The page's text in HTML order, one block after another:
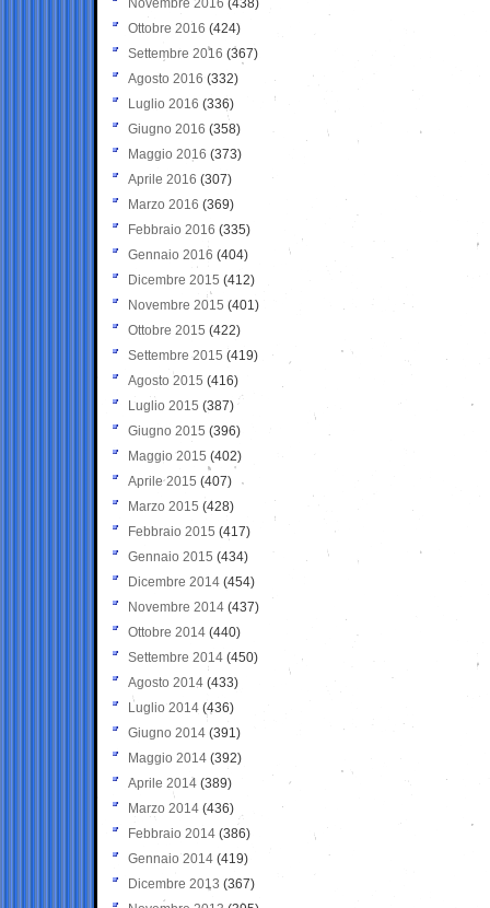
Novembre 2016 (438)
Ottobre 2016 (424)
Settembre 2016 (367)
Agosto 2016 (332)
Luglio 2016 (336)
Giugno 2016 (358)
Maggio 2016 (373)
Aprile 2016 (307)
Marzo 2016 (369)
Febbraio 2016 (335)
Gennaio 2016 (404)
Dicembre 2015 (412)
Novembre 2015 (401)
Ottobre 2015 (422)
Settembre 2015 (419)
Agosto 2015 (416)
Luglio 2015 (387)
Giugno 2015 (396)
Maggio 2015 (402)
Aprile 2015 (407)
Marzo 2015 (428)
Febbraio 2015 (417)
Gennaio 2015 (434)
Dicembre 2014 (454)
Novembre 2014 (437)
Ottobre 2014 (440)
Settembre 2014 (450)
Agosto 2014 (433)
Luglio 2014 (436)
Giugno 2014 (391)
Maggio 2014 (392)
Aprile 2014 (389)
Marzo 2014 (436)
Febbraio 2014 (386)
Gennaio 2014 (419)
Dicembre 2013 (367)